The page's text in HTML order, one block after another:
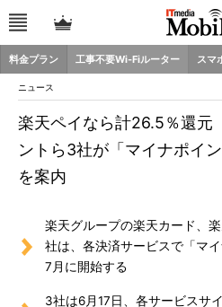
料金プラン 工事不要Wi-Fiルーター スマ
ニュース
楽天ペイなら計26.5％還
ントら3社が「マイナポイ
を案内
楽天グループの楽天カード、
社は、各決済サービスで「マ
7月に開始する
3社は6月17日、各サービスサ